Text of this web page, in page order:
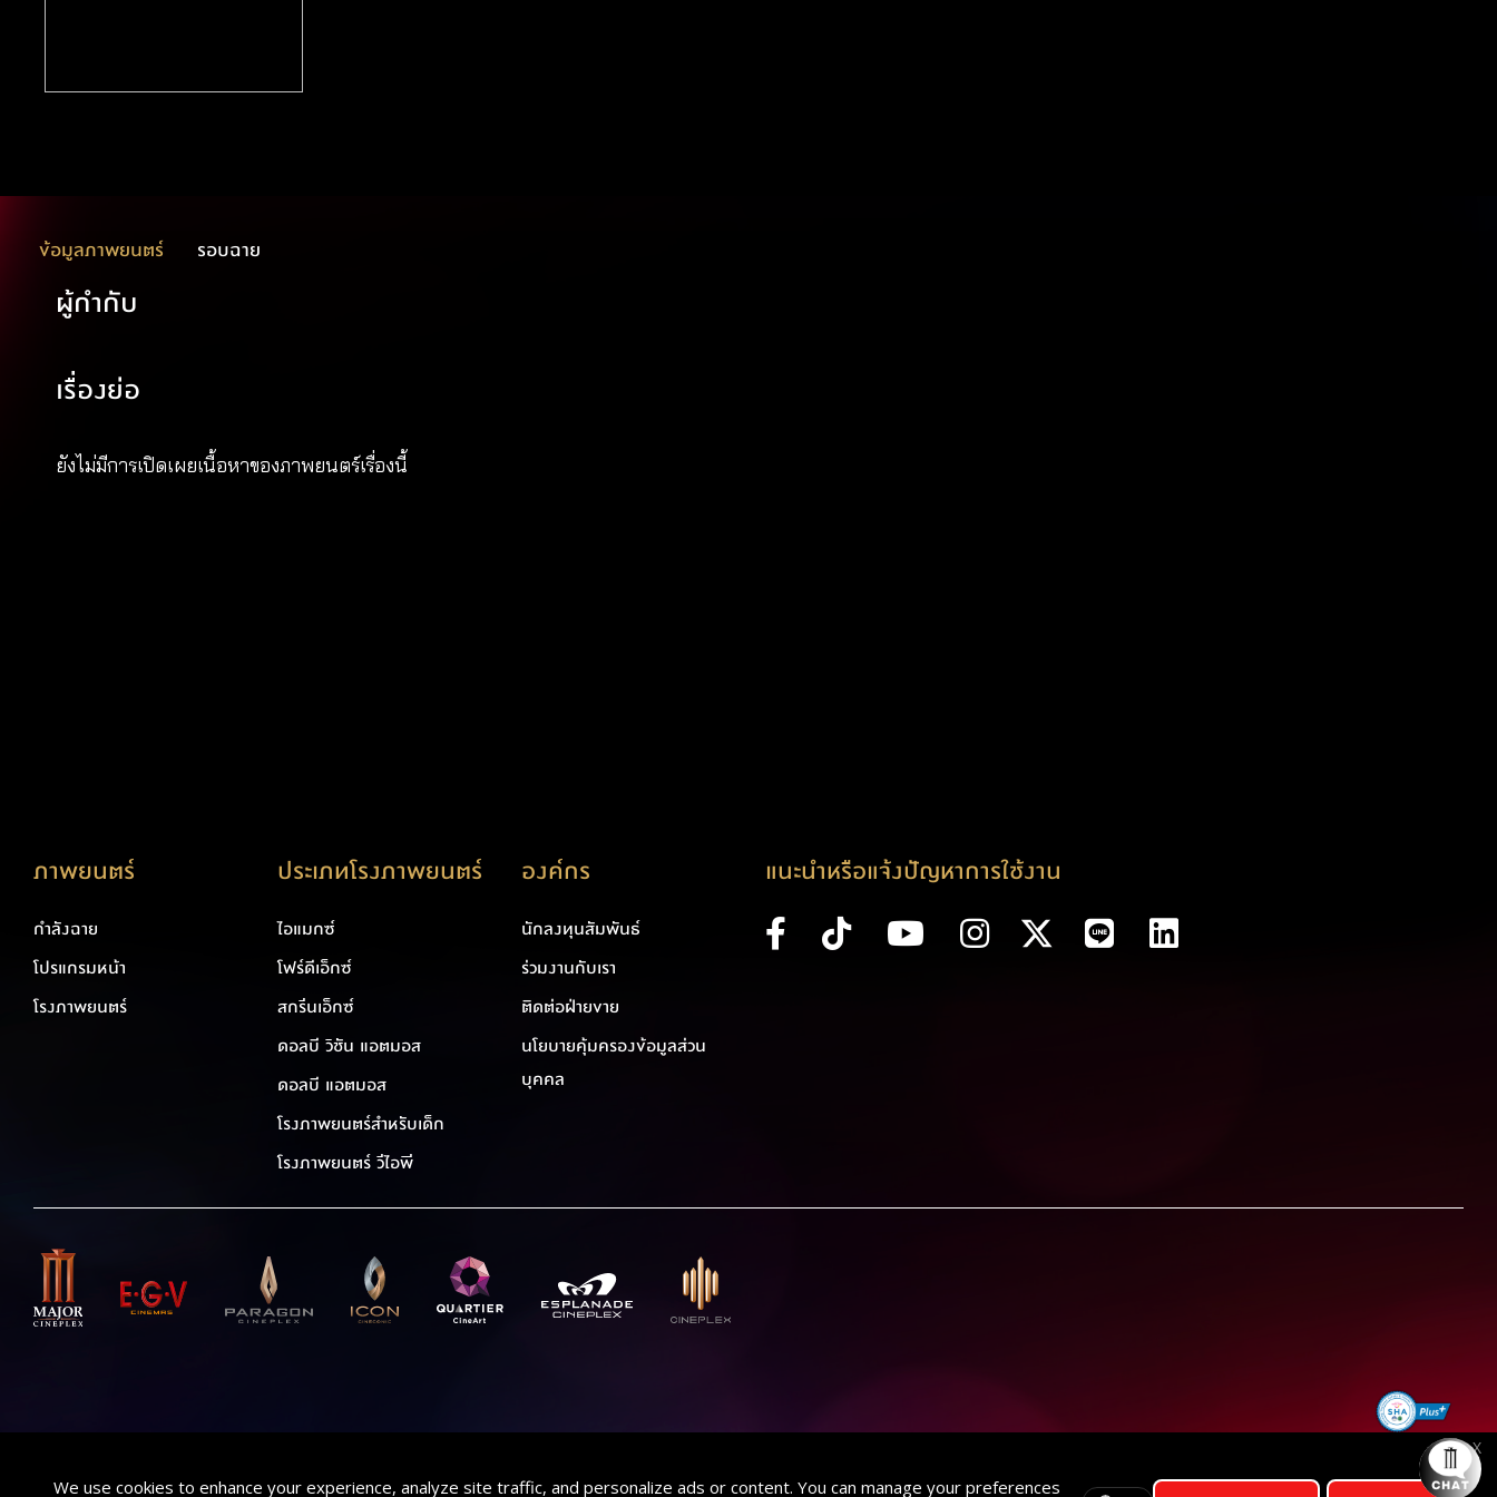
We use cookies to enhance your experience, analyze site traffic, and personalize ads or content. You can manage your preferences
X
ข้อมูลภาพยนตร์ รอบฉาย
ผู้กำกับ
เรื่องย่อ
ยังไม่มีการเปิดเผยเนื้อหาของภาพยนตร์เรื่องนี้
ภาพยนตร์
กำลังฉาย
โปรแกรมหน้า
โรงภาพยนตร์
ประเภทโรงภาพยนตร์
ไอแมกซ์
โฟร์ดีเอ็กซ์
สกรีนเอ็กซ์
ดอลบี วิชัน แอตมอส
ดอลบี แอตมอส
โรงภาพยนตร์สำหรับเด็ก
โรงภาพยนตร์ วีไอพี
องค์กร
นักลงทุนสัมพันธ์
ร่วมงานกับเรา
ติดต่อฝ่ายขาย
นโยบายคุ้มครองข้อมูลส่วน
บุคคล
แนะนำหรือแจ้งปัญหาการใช้งาน